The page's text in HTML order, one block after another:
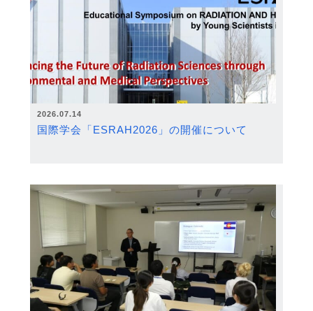
2026.07.14
国際学会「ESRAH2026」の開催について